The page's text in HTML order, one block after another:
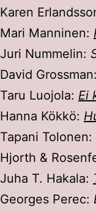
Karen
Mari Manninen:
Juri Nummelin:
David Grossman:
Taru Luojola: Ei
Hanna Kökkö:
Tapani Tolonen:
Hjorth &
Juha T. Hakala:
Georges Perec: